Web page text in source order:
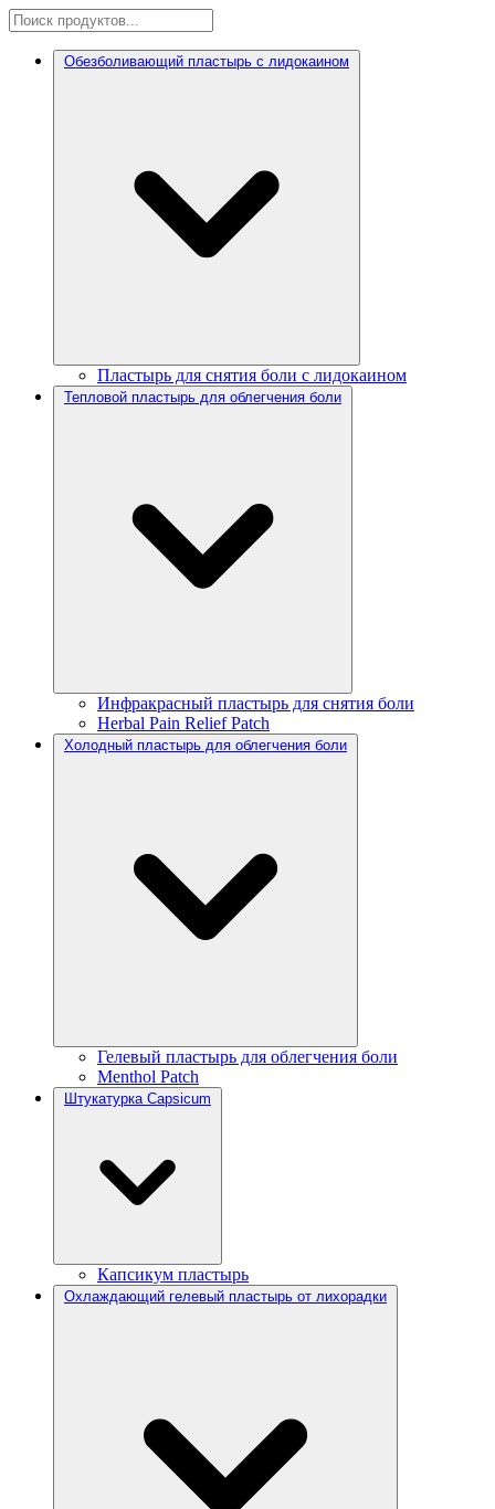
Обезболивающий пластырь с лидокаином
Пластырь для снятия боли с лидокаином
Тепловой пластырь для облегчения боли
Инфракрасный пластырь для снятия боли
Herbal Pain Relief Patch
Холодный пластырь для облегчения боли
Гелевый пластырь для облегчения боли
Menthol Patch
Штукатурка Capsicum
Капсикум пластырь
Охлаждающий гелевый пластырь от лихорадки